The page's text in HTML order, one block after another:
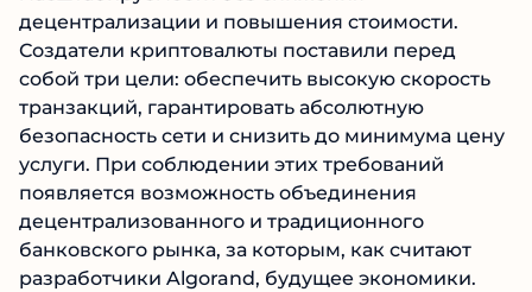
децентрализации и повышения стоимости.
Создатели криптовалюты поставили перед
собой три цели: обеспечить высокую скорость
транзакций, гарантировать абсолютную
безопасность сети и снизить до минимума цену
услуги. При соблюдении этих требований
появляется возможность объединения
децентрализованного и традиционного
банковского рынка, за которым, как считают
разработчики Algorand, будущее экономики.